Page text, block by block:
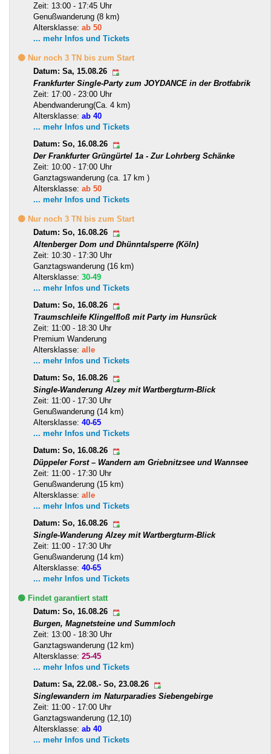
Zeit: 13:00 - 17:45 Uhr
Genußwanderung (8 km)
Altersklasse: ab 50
... mehr Infos und Tickets
🟡 Nur noch 3 TN bis zum Start
Datum: Sa, 15.08.26
Frankfurter Single-Party zum JOYDANCE in der Brotfabrik
Zeit: 17:00 - 23:00 Uhr
Abendwanderung(Ca. 4 km)
Altersklasse: ab 40
... mehr Infos und Tickets
Datum: So, 16.08.26
Der Frankfurter Grüngürtel 1a - Zur Lohrberg Schänke
Zeit: 10:00 - 17:00 Uhr
Ganztagswanderung (ca. 17 km )
Altersklasse: ab 50
... mehr Infos und Tickets
🟡 Nur noch 3 TN bis zum Start
Datum: So, 16.08.26
Altenberger Dom und Dhünntalsperre (Köln)
Zeit: 10:30 - 17:30 Uhr
Ganztagswanderung (16 km)
Altersklasse: 30-49
... mehr Infos und Tickets
Datum: So, 16.08.26
Traumschleife Klingelfloß mit Party im Hunsrück
Zeit: 11:00 - 18:30 Uhr
Premium Wanderung
Altersklasse: alle
... mehr Infos und Tickets
Datum: So, 16.08.26
Single-Wanderung Alzey mit Wartbergturm-Blick
Zeit: 11:00 - 17:30 Uhr
Genußwanderung (14 km)
Altersklasse: 40-65
... mehr Infos und Tickets
Datum: So, 16.08.26
Düppeler Forst – Wandern am Griebnitzsee und Wannsee
Zeit: 11:00 - 17:30 Uhr
Genußwanderung (15 km)
Altersklasse: alle
... mehr Infos und Tickets
Datum: So, 16.08.26
Single-Wanderung Alzey mit Wartbergturm-Blick
Zeit: 11:00 - 17:30 Uhr
Genußwanderung (14 km)
Altersklasse: 40-65
... mehr Infos und Tickets
🟢 Findet garantiert statt
Datum: So, 16.08.26
Burgen, Magnetsteine und Summloch
Zeit: 13:00 - 18:30 Uhr
Ganztagswanderung (12 km)
Altersklasse: 25-45
... mehr Infos und Tickets
Datum: Sa, 22.08.- So, 23.08.26
Singlewandern im Naturparadies Siebengebirge
Zeit: 11:00 - 17:00 Uhr
Ganztagswanderung (12,10)
Altersklasse: ab 40
... mehr Infos und Tickets